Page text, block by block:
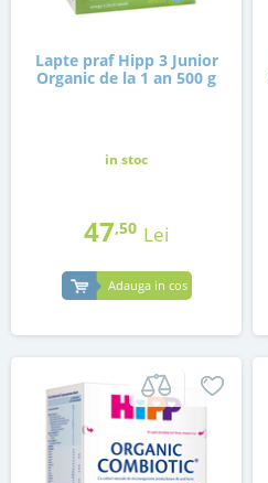
Lapte praf Hipp 3 Junior
Organic de la 1 an 500 g
in stoc
47,50 Lei
Adauga in cos